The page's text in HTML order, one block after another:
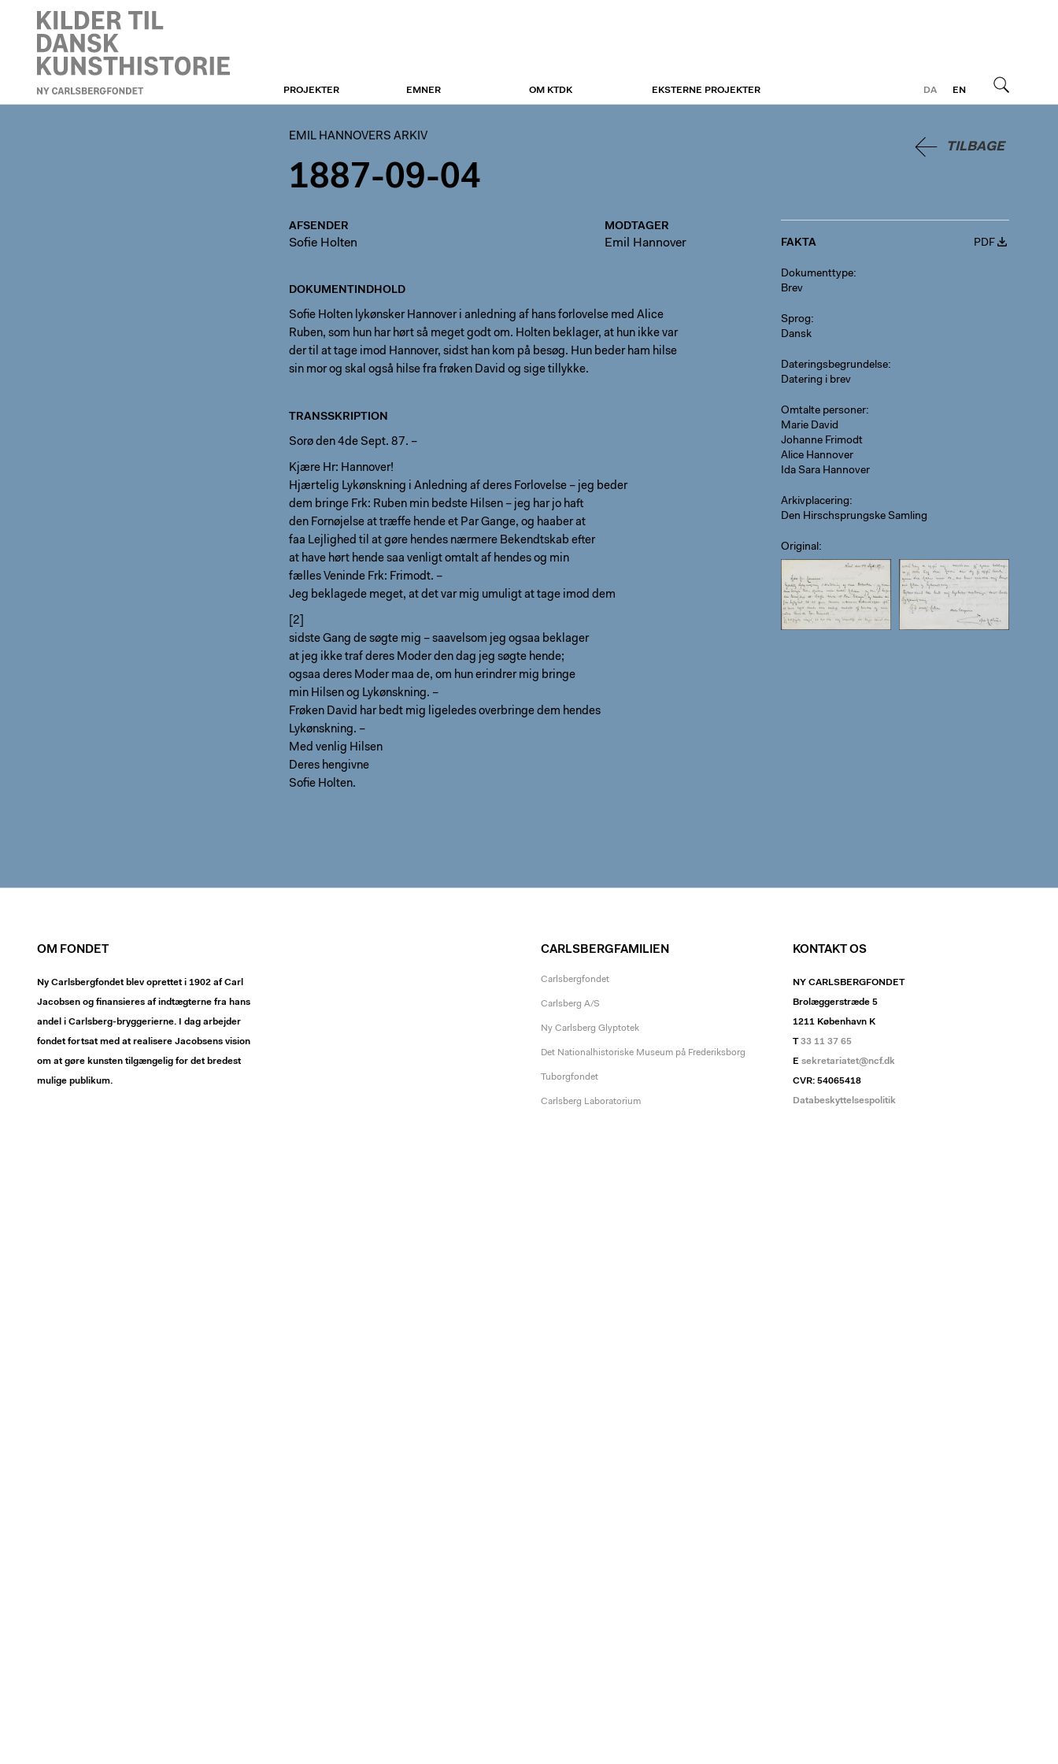
EMIL HANNOVERS ARKIV
DA
EN
PROJEKTER EMNER OM KTDK EKSTERNE PROJEKTER
TILBAGE
EMIL HANNOVERS ARKIV
1887-09-04
AFSENDER
Sofie Holten
MODTAGER
Emil Hannover
DOKUMENTINDHOLD
Sofie Holten lykønsker Hannover i anledning af hans forlovelse med Alice
Ruben, som hun har hørt så meget godt om. Holten beklager, at hun ikke var
der til at tage imod Hannover, sidst han kom på besøg. Hun beder ham hilse
sin mor og skal også hilse fra frøken David og sige tillykke.
TRANSSKRIPTION
Sorø den 4de Sept. 87. –
Kjære Hr: Hannover!
Hjærtelig Lykønskning i Anledning af deres Forlovelse – jeg beder
dem bringe Frk: Ruben min bedste Hilsen – jeg har jo haft
den Fornøjelse at træffe hende et Par Gange, og haaber at
faa Lejlighed til at gøre hendes nærmere Bekendtskab efter
at have hørt hende saa venligt omtalt af hendes og min
fælles Veninde Frk: Frimodt. –
Jeg beklagede meget, at det var mig umuligt at tage imod dem
[2]
sidste Gang de søgte mig – saavelsom jeg ogsaa beklager
at jeg ikke traf deres Moder den dag jeg søgte hende;
ogsaa deres Moder maa de, om hun erindrer mig bringe
min Hilsen og Lykønskning. –
Frøken David har bedt mig ligeledes overbringe dem hendes
Lykønskning. –
Med venlig Hilsen
Deres hengivne
Sofie Holten.
FAKTA PDF
Dokumenttype
Brev
Sprog
Dansk
Dateringsbegrundelse
Datering i brev
Omtalte personer
Marie David
Johanne Frimodt
Alice Hannover
Ida Sara Hannover
Arkivplacering
Den Hirschsprungske Samling
Original
OM FONDET
Ny Carlsbergfondet blev oprettet i 1902 af Carl
Jacobsen og finansieres af indtægterne fra hans
andel i Carlsberg-bryggerierne. I dag arbejder
fondet fortsat med at realisere Jacobsens vision
om at gøre kunsten tilgængelig for det bredest
mulige publikum.
CARLSBERGFAMILIEN
Carlsbergfondet
Carlsberg A/S
Ny Carlsberg Glyptotek
Det Nationalhistoriske Museum på Frederiksborg
Tuborgfondet
Carlsberg Laboratorium
KONTAKT OS
NY CARLSBERGFONDET
Brolæggerstræde 5
1211 København K
T33 11 37 65
E sekretariatet@ncf.dk
CVR: 54065418
Databeskyttelsespolitik